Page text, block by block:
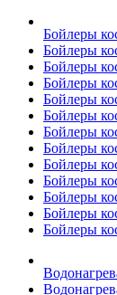
Бойлеры
Бойлеры
Бойлеры
Бойлеры
Бойлеры
Бойлеры
Бойлеры
Бойлеры
Бойлеры
Бойлеры
Бойлеры
Бойлеры
Бойлеры